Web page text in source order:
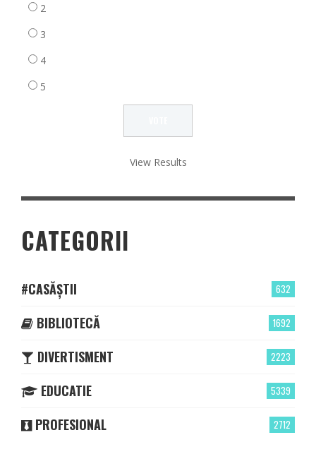
2
3
4
5
View Results
CATEGORII
632
#CASĂȘTII
1692
BIBLIOTECĂ
2223
DIVERTISMENT
5339
EDUCATIE
2712
PROFESIONAL